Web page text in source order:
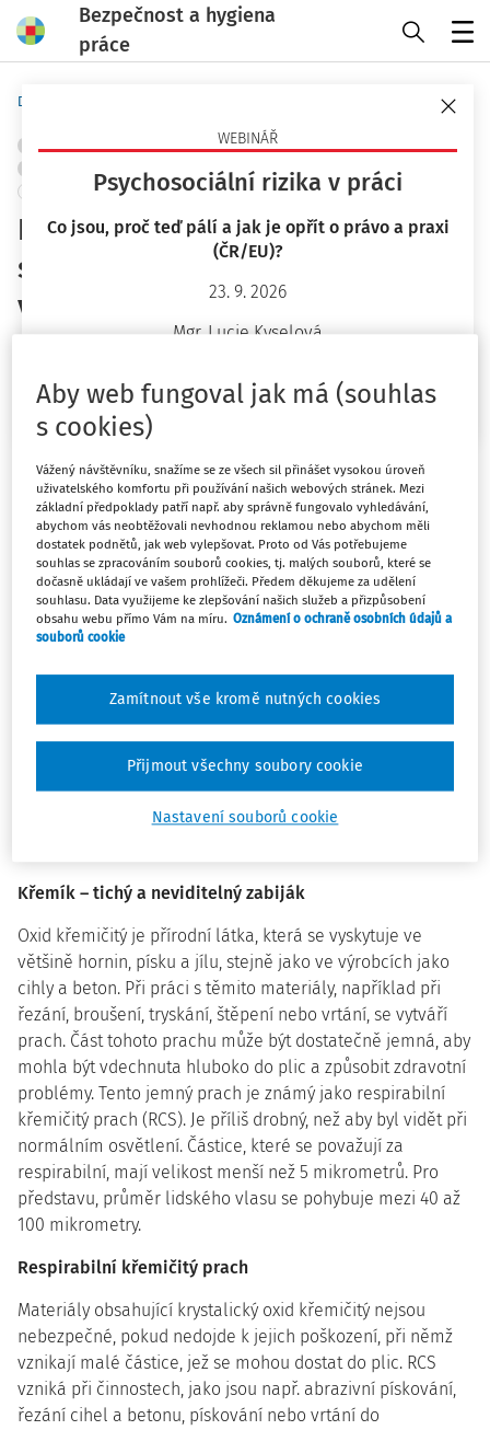
Bezpečnost a hygiena
práce
WEBINÁŘ
Psychosociální rizika v práci
Co jsou, proč teď pálí a jak je opřít o právo a praxi
(ČR/EU)?
23. 9. 2026
Mgr. Lucie Kyselová
Chci více informací
Domů
ERGONOMIE A PRACOVNÍ PROSTŘEDÍ
OBJEKTY A PRACOVIŠTĚ
STAVEBNICTVÍ
CHEMICKÉ LÁTKY
+ PŘIDAT VLASTNÍ
Prach oxidu křemičitého na
staveništích – Chcete-li ušetřit,
vsaďte na bezpečné staveniště
Vydáno
9. 1. 2025
3 minuty čtení
STAVENIŠTĚ prohlásil Výzkumný ústav bezpečnosti práce,
záštitu převzalo Ministerstvo práce a sociálních věcí.
Prach na staveništích není jen nepříjemný, ale může mít i
vážné zdravotní důsledky. Dlouhodobé a pravidelné
vdechování prachu oxidu křemičitého může vést k vážným
plicním onemocněním, jako jsou silikóza, chronická
plic. Tento prach představuje reálné nebezpečí především
pro stavební dělníky. Podle odhadů je v Evropské unii
přibližně 5 milionů pracovníků vystaveno riziku
vdechování krystalického oxidu křemičitého. Většina
těchto lidí pracuje buď ve stavebnictví, nebo ve výrobě
produktů používaných ve stavebnictví, jako např. cihel,
Křemík – tichý a neviditelný zabiják
Oxid křemičitý je přírodní látka, která se vyskytuje ve
většině hornin, písku a jílu, stejně jako ve výrobcích jako
cihly a beton. Při práci s těmito materiály, například při
řezání, broušení, tryskání, štěpení nebo vrtání, se vytváří
prach. Část tohoto prachu může být dostatečně jemná, aby
mohla být vdechnuta hluboko do plic a způsobit zdravotní
problémy. Tento jemný prach je známý jako respirabilní
křemičitý prach (RCS). Je příliš drobný, než aby byl vidět při
normálním osvětlení. Částice, které se považují za
respirabilní, mají velikost menší než 5 mikrometrů. Pro
představu, průměr lidského vlasu se pohybuje mezi 40 až
100 mikrometry.
Respirabilní křemičitý prach
Materiály obsahující krystalický oxid křemičitý nejsou
nebezpečné, pokud nedojde k jejich poškození, při němž
vznikají malé částice, jež se mohou dostat do plic. RCS
vzniká při činnostech, jako jsou např. abrazivní pískování,
řezání cihel a betonu, pískování nebo vrtání do
Aby web fungoval jak má (souhlas
s cookies)
Vážený návštěvníku, snažíme se ze všech sil přinášet vysokou úroveň
uživatelského komfortu při používání našich webových stránek. Mezi
základní předpoklady patří např. aby správně fungovalo vyhledávání,
abychom vás neobtěžovali nevhodnou reklamou nebo abychom měli
dostatek podnětů, jak web vylepšovat. Proto od Vás potřebujeme
souhlas se zpracováním souborů cookies, tj. malých souborů, které se
dočasně ukládají ve vašem prohlížeči. Předem děkujeme za udělení
souhlasu. Data využijeme ke zlepšování našich služeb a přizpůsobení
obsahu webu přímo Vám na míru. Oznámení o ochraně osobních údajů a
souborů cookie
Nastavení souborů cookie
Zamítnout vše kromě nutných cookies
Přijmout všechny soubory cookie